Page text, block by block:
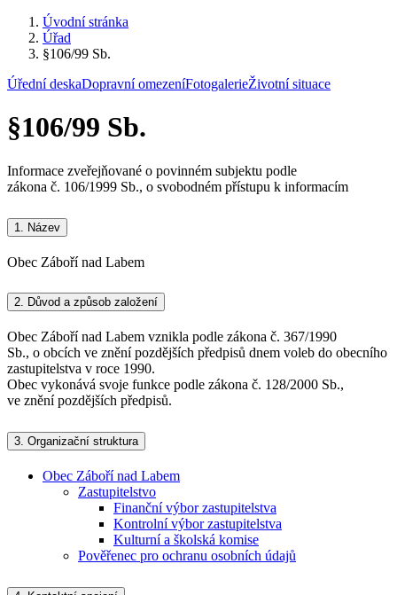
Úvodní stránka
Úřad
§106/99 Sb.
Úřední deskaDopravní omezeníFotogalerieŽivotní situace
§106/99 Sb.
Informace zveřejňované o povinném subjektu podle
zákona č. 106/1999 Sb., o svobodném přístupu k informacím
1. Název
Obec Záboří nad Labem
2. Důvod a způsob založení
Obec Záboří nad Labem vznikla podle zákona č. 367/1990
Sb., o obcích ve znění pozdějších předpisů dnem voleb do obecního
zastupitelstva v roce 1990.
Obec vykonává svoje funkce podle zákona č. 128/2000 Sb.,
ve znění pozdějších předpisů.
3. Organizační struktura
Obec Záboří nad Labem
Zastupitelstvo
Finanční výbor zastupitelstva
Kontrolní výbor zastupitelstva
Kulturní a školská komise
Pověřenec pro ochranu osobních údajů